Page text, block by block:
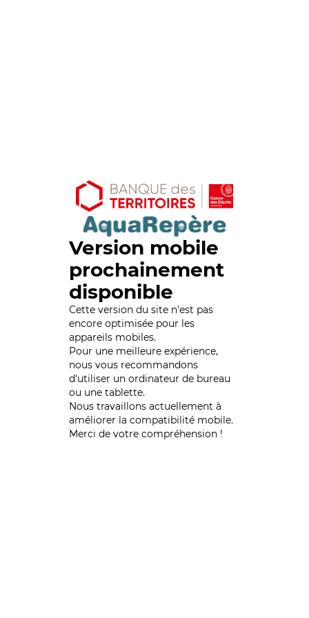
Version mobile
prochainement
disponible
Cette version du site n’est pas
encore optimisée pour les
appareils mobiles.
Pour une meilleure expérience,
nous vous recommandons
d'utiliser un ordinateur de bureau
ou une tablette.
Nous travaillons actuellement à
améliorer la compatibilité mobile.
Merci de votre compréhension !